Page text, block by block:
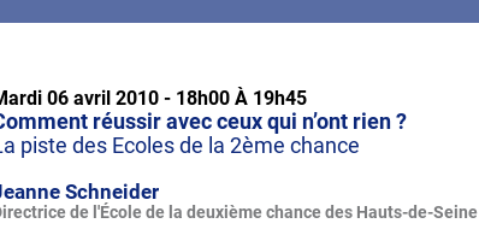
06 avril 2010 - 18h00 À 19h45
réussir avec ceux qui n’ont rien ?
piste des Ecoles de la 2ème chance
Schneider
de l'École de la deuxième chance des Hauts-de-Seine